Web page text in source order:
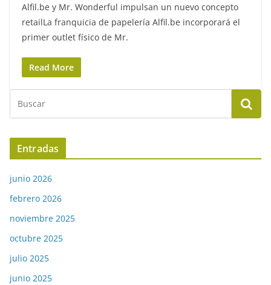
Alfil.be y Mr. Wonderful impulsan un nuevo concepto
retailLa franquicia de papelería Alfil.be incorporará el
primer outlet físico de Mr.
Read More
Entradas
junio 2026
febrero 2026
noviembre 2025
octubre 2025
julio 2025
junio 2025